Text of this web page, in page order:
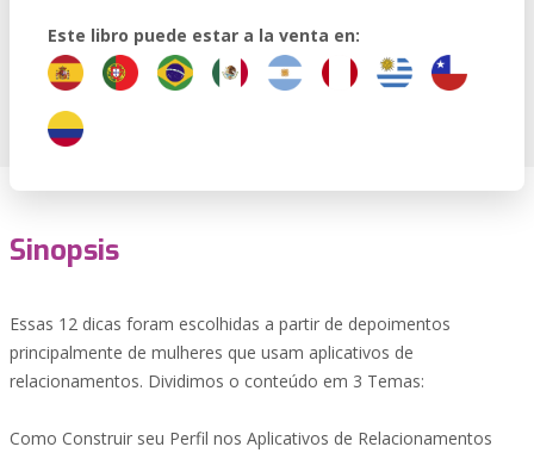
Este libro puede estar a la venta en:
Sinopsis
Essas 12 dicas foram escolhidas a partir de depoimentos
principalmente de mulheres que usam aplicativos de
relacionamentos. Dividimos o conteúdo em 3 Temas:
Como Construir seu Perfil nos Aplicativos de Relacionamentos